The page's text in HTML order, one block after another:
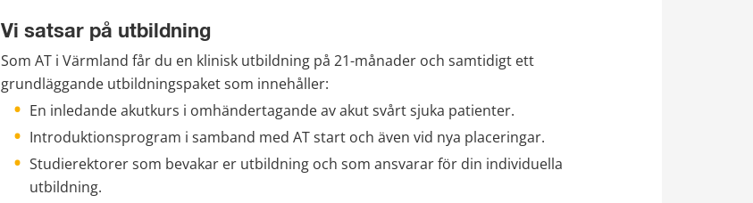
Vi satsar på utbildning
Som AT i Värmland får du en klinisk utbildning på 21-månader och samtidigt ett
grundläggande utbildningspaket som innehåller:
En inledande akutkurs i omhändertagande av akut svårt sjuka patienter.
Introduktionsprogram i samband med AT start och även vid nya placeringar.
Studierektorer som bevakar er utbildning och som ansvarar för din individuella
utbildning.